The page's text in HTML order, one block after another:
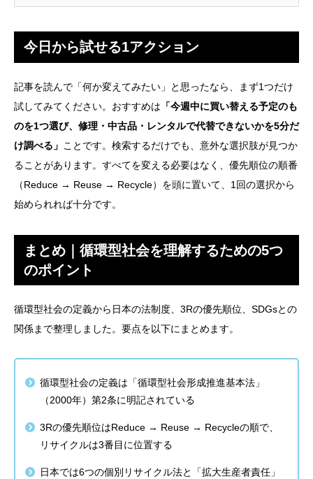
今日から試せる1アクション
記事を読んで「何か変えてみたい」と思ったなら、まず1つだけ
試してみてください。おすすめは 「今週中に買い替える予定のも
のを1つ選び、修理・中古品・レンタルで代替できないかを5分だ
け調べる」 ことです。検索するだけでも、意外な選択肢が見つか
ることがあります。すべてを変える必要はなく、優先順位の順番
（Reduce → Reuse → Recycle）を頭に置いて、1回の選択から
始められれば十分です。
まとめ｜循環型社会を理解するための5つ
のポイント
循環型社会の定義から日本の法制度、3Rの優先順位、SDGsとの
関係まで整理しました。要点を以下にまとめます。
循環型社会の定義は「循環型社会形成推進基本法」
（2000年）第2条に明記されている
3Rの優先順位はReduce → Reuse → Recycleの順で、
リサイクルは3番目に位置する
日本では6つの個別リサイクル法と「拡大生産者責任」